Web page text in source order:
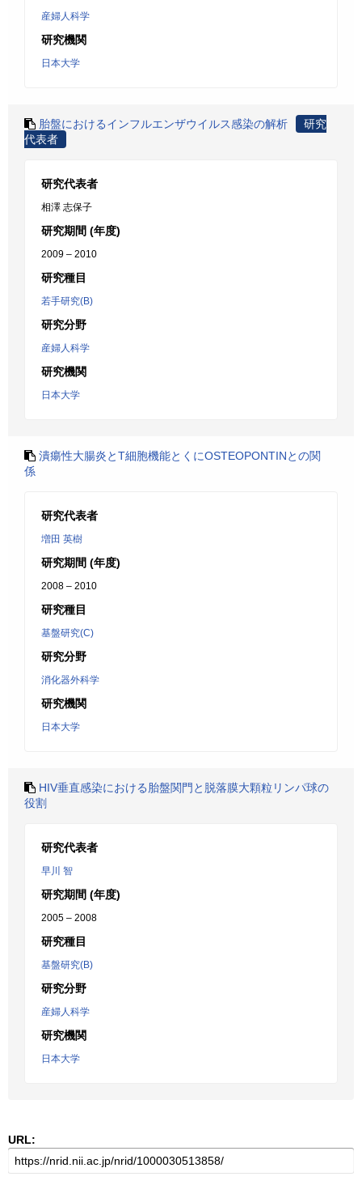
産婦人科学
研究機関
日本大学
胎盤におけるインフルエンザウイルス感染の解析
研究
代表者
研究代表者
相澤 志保子
研究期間 (年度)
2009 – 2010
研究種目
若手研究(B)
研究分野
産婦人科学
研究機関
日本大学
潰瘍性大腸炎とT細胞機能とくにOSTEOPONTINとの関
係
研究代表者
増田 英樹
研究期間 (年度)
2008 – 2010
研究種目
基盤研究(C)
研究分野
消化器外科学
研究機関
日本大学
HIV垂直感染における胎盤関門と脱落膜大顆粒リンパ球の
役割
研究代表者
早川 智
研究期間 (年度)
2005 – 2008
研究種目
基盤研究(B)
研究分野
産婦人科学
研究機関
日本大学
URL: